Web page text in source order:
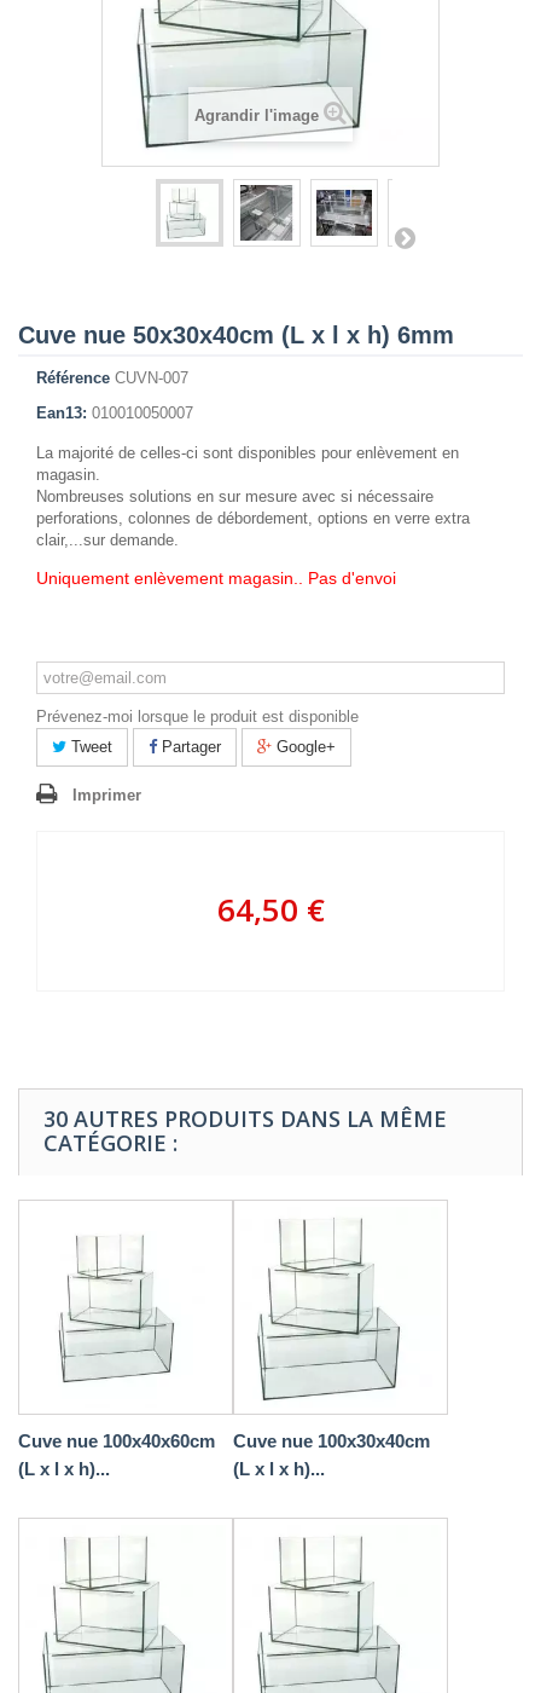
Agrandir l'image
Cuve nue 50x30x40cm (L x l x h) 6mm
Référence CUVN-007
Ean13: 010010050007
La majorité de celles-ci sont disponibles pour enlèvement en
magasin.
Nombreuses solutions en sur mesure avec si nécessaire
perforations, colonnes de débordement, options en verre extra
clair,...sur demande.
Uniquement enlèvement magasin.. Pas d'envoi
Prévenez-moi lorsque le produit est disponible
Tweet
Partager Google+
Imprimer
64,50 €
30 AUTRES PRODUITS DANS LA MÊME
CATÉGORIE :
Cuve nue 100x40x60cm
(L x l x h)...
Cuve nue 100x30x40cm
(L x l x h)...